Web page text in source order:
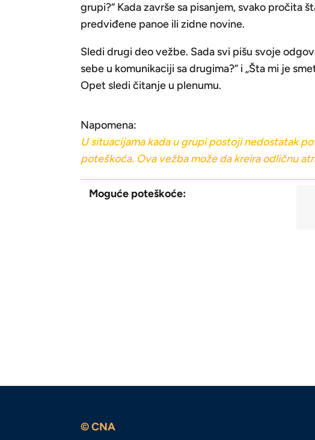
grupi?“ Kada završe sa pisanjem, svako pročita
predviđene panoe ili zidne novine.
Sledi drugi deo vežbe. Sada svi pišu svoje
sebe u komunikaciji sa drugima?“ i „Šta mi je
Opet sledi čitanje u plenumu.
Napomena:
U situacijama kada u grupi postoji nedostatak
poteškoća. Ova vežba može da kreira odličnu
Moguće poteškoće:
© CNA